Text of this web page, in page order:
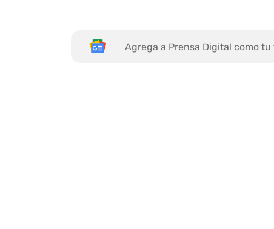
Agrega a Prensa Digital como